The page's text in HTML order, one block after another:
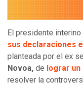
El presidente interino
sus declaraciones
planteada por el ex
Novoa, de lograr
resolver la